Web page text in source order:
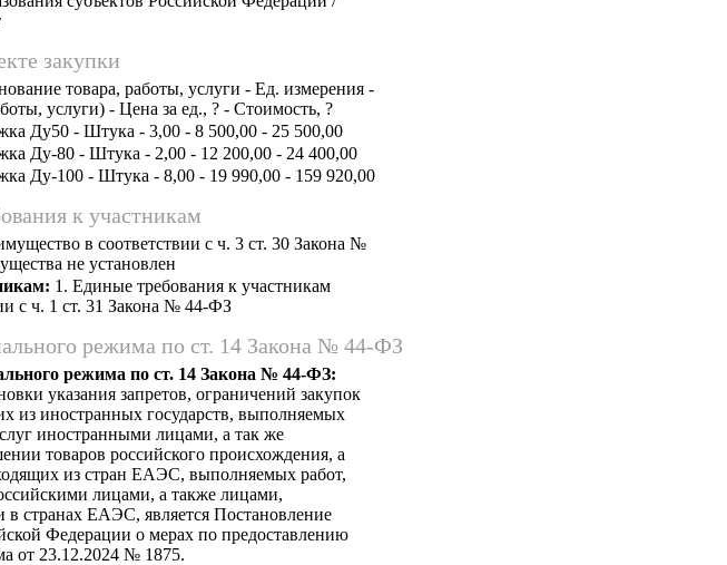
закупки
товара, работы, услуги - Ед. измерения -
услуги) - Цена за ед., ? - Стоимость, ?
Ду50 - Штука - 3,00 - 8 500,00 - 25 500,00
Ду-80 - Штука - 2,00 - 12 200,00 - 24 400,00
Ду-100 - Штука - 8,00 - 19 990,00 - 159 920,00
к участникам
в соответствии с ч. 3 ст. 30 Закона №
не установлен
1. Единые требования к участникам
с ч. 1 ст. 31 Закона № 44-ФЗ
режима по ст. 14 Закона № 44-ФЗ
режима по ст. 14 Закона № 44-ФЗ:
указания запретов, ограничений закупок
из иностранных государств, выполняемых
иностранными лицами, а так же
товаров российского происхождения, а
из стран ЕАЭС, выполняемых работ,
лицами, а также лицами,
в странах ЕАЭС, является Постановление
Федерации о мерах по предоставлению
от 23.12.2024 № 1875.